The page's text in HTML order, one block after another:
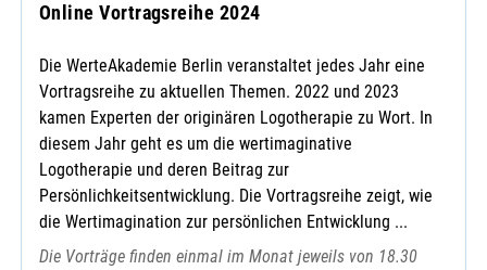
Online Vortragsreihe 2024
Die WerteAkademie Berlin veranstaltet jedes Jahr eine
Vortragsreihe zu aktuellen Themen. 2022 und 2023
kamen Experten der originären Logotherapie zu Wort. In
diesem Jahr geht es um die wertimaginative
Logotherapie und deren Beitrag zur
Persönlichkeitsentwicklung. Die Vortragsreihe zeigt, wie
die Wertimagination zur persönlichen Entwicklung ...
Die Vorträge finden einmal im Monat jeweils von 18.30